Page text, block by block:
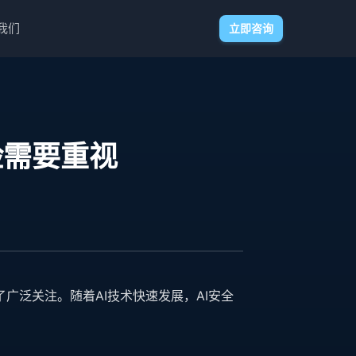
们 立即咨询
要重视
泛关注。随着AI技术快速发展，AI安全